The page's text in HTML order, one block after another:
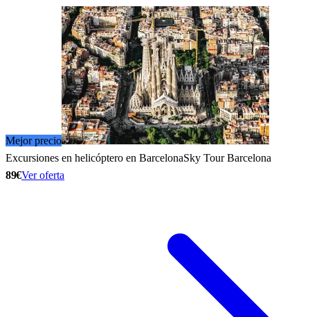
Mejor precio
Excursiones en helicóptero en BarcelonaSky Tour Barcelona
89€Ver oferta